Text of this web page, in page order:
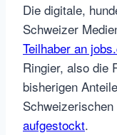
Die digitale,
Schweizer
Teilhaber an
Ringier, also die
bisherigen
aufgestockt.